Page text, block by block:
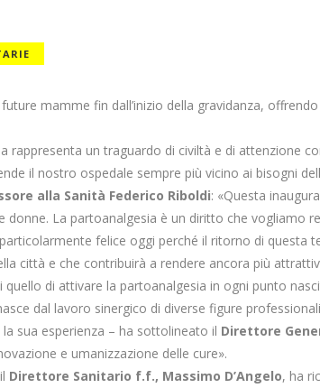
mamme fin dall’inizio della gravidanza,
rappresenta un traguardo di civiltà e di attenzione
il nostro ospedale sempre più vicino ai bisogni
alla Sanità Federico Riboldi: «Questa
donne. La partoanalgesia è un diritto che vogliamo
felice oggi perché il ritorno di questa
città e che contribuirà a rendere ancora più
quello di attivare la partoanalgesia in ogni punto
dal lavoro sinergico di diverse figure
sua esperienza – ha sottolineato il Direttore
e umanizzazione delle cure».
Direttore Sanitario f.f., Massimo D’Angelo, ha